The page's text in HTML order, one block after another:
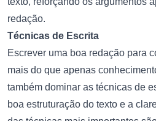
redação.
Técnicas de Escrita
Escrever uma boa redação para
mais do que apenas
também dominar as técnicas de
boa estruturação do texto e a